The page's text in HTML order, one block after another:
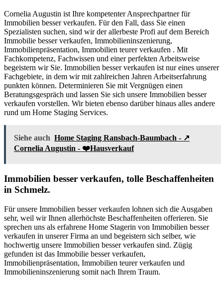
Cornelia Augustin ist Ihre kompetenter Ansprechpartner für
Immobilien besser verkaufen. Für den Fall, dass Sie einen
Spezialisten suchen, sind wir der allerbeste Profi auf dem Bereich
Immobilie besser verkaufen, Immobilieninszenierung,
Immobilienpräsentation, Immobilien teurer verkaufen . Mit
Fachkompetenz, Fachwissen und einer perfekten Arbeitsweise
begeistern wir Sie. Immobilien besser verkaufen ist nur eines unserer
Fachgebiete, in dem wir mit zahlreichen Jahren Arbeitserfahrung
punkten können. Determinieren Sie mit Vergnügen einen
Beratungsgespräch und lassen Sie sich unsere Immobilien besser
verkaufen vorstellen. Wir bieten ebenso darüber hinaus alles andere
rund um Home Staging Services.
Siehe auch Home Staging Ransbach-Baumbach - ↗️
Cornelia Augustin - ❤️Hausverkauf
Immobilien besser verkaufen, tolle Beschaffenheiten
in Schmelz.
Für unsere Immobilien besser verkaufen lohnen sich die Ausgaben
sehr, weil wir Ihnen allerhöchste Beschaffenheiten offerieren. Sie
sprechen uns als erfahrene Home Stagerin von Immobilien besser
verkaufen in unserer Firma an und begeistern sich selber, wie
hochwertig unsere Immobilien besser verkaufen sind. Zügig
gefunden ist das Immobilie besser verkaufen,
Immobilienpräsentation, Immobilien teurer verkaufen und
Immobilieninszenierung somit nach Ihrem Traum.